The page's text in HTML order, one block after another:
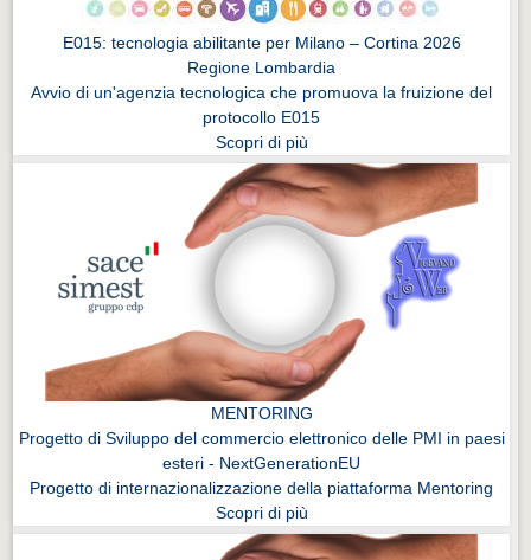
E015: tecnologia abilitante per Milano – Cortina 2026
Regione Lombardia
Avvio di un'agenzia tecnologica che promuova la fruizione del
protocollo E015
Scopri di più
MENTORING
Progetto di Sviluppo del commercio elettronico delle PMI in paesi
esteri - NextGenerationEU
Progetto di internazionalizzazione della piattaforma Mentoring
Scopri di più